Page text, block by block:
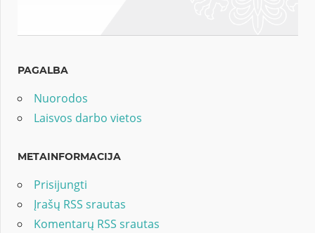
PAGALBA
Nuorodos
Laisvos darbo vietos
METAINFORMACIJA
Prisijungti
Įrašų RSS srautas
Komentarų RSS srautas